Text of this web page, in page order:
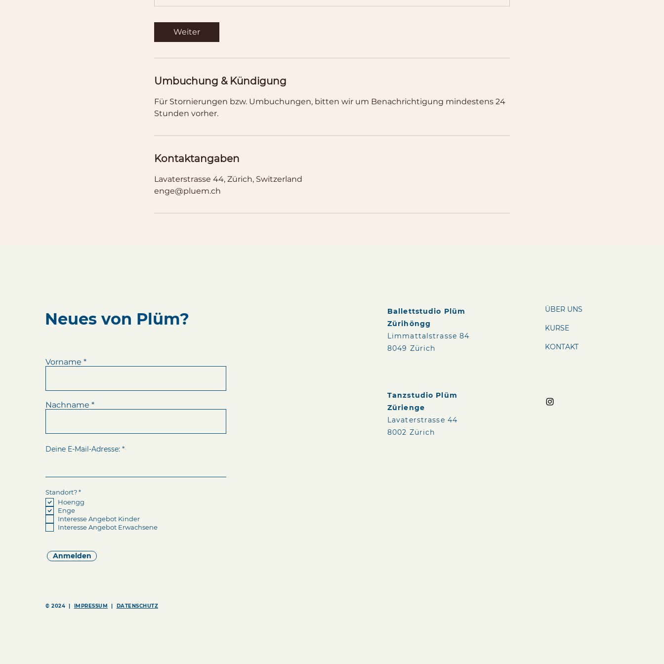
Weiter
Umbuchung & Kündigung
Für Stornierungen bzw. Umbuchungen, bitten wir um Benachrichtigung mindestens 24
Stunden vorher.
Kontaktangaben
Lavaterstrasse 44, Zürich, Switzerland
enge@pluem.ch
Neues von Plüm?
Vorname
Nachname
Deine E-Mail-Adresse:
Standort?*R
q
i
r
e
Hoengg
Enge
Interesse Angebot Kinder
Interesse Angebot Erwachsene
Anmelden
© 2024 | IMPRESSUM | DATENSCHUTZ
Ballettstudio Plüm
Zürihöngg
Limmattalstrasse 84
8049 Zürich
Tanzstudio Plüm
Zürienge
Lavaterstrasse 44
8002 Zürich
ÜBER UNS
KURSE
KONTAKT